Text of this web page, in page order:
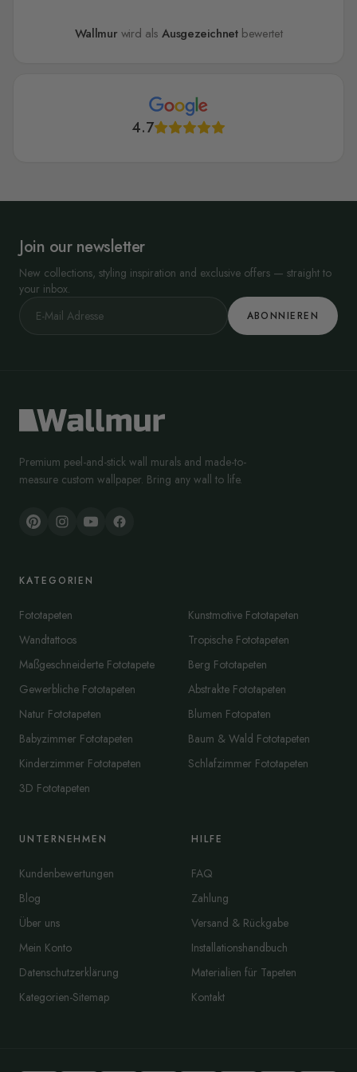
Wallmur wird alsAusgezeichnetbewertet
4.7
Join our newsletter
New collections, styling inspiration and exclusive offers — straight to
your inbox.
ABONNIEREN
Premium peel-and-stick wall murals and made-to-
measure custom wallpaper. Bring any wall to life.
KATEGORIEN
Fototapeten
Wandtattoos
Maßgeschneiderte Fototapete
Gewerbliche Fototapeten
Natur Fototapeten
Babyzimmer Fototapeten
Kinderzimmer Fototapeten
3D Fototapeten
Kunstmotive Fototapeten
Tropische Fototapeten
Berg Fototapeten
Abstrakte Fototapeten
Blumen Fotopaten
Baum & Wald Fototapeten
Schlafzimmer Fototapeten
UNTERNEHMEN
Kundenbewertungen
Blog
Über uns
Mein Konto
Datenschutzerklärung
Kategorien-Sitemap
HILFE
FAQ
Zahlung
Versand & Rückgabe
Installationshandbuch
Materialien für Tapeten
Kontakt